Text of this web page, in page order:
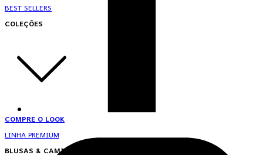
BEST SELLERS
COLEÇÕES
COMPRE O LOOK
LINHA PREMIUM
BLUSAS & CAMISAS